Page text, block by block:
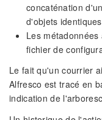
concaténation
d'objets
Les
fichier de
Le fait qu'un courrier
Alfresco est tracé en
indication de